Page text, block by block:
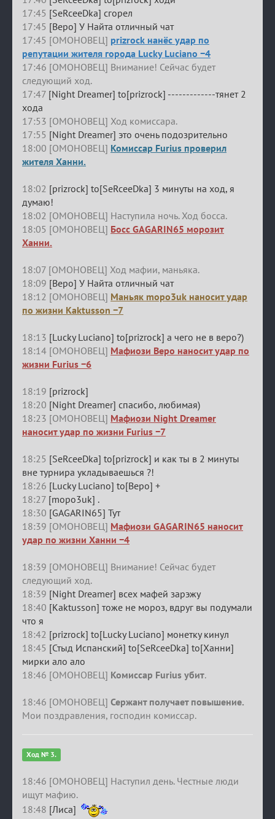
17:45 [SeRceeDka] сгорел
17:45 [Веро] У Найта отличный чат
17:45 [ОМОНОВЕЦ] prizrock нанёс удар по
репутации жителя города Lucky Luciano −4
17:46 [ОМОНОВЕЦ] Внимание! Сейчас будет
следующий ход.
17:47 [Night Dreamer] to[prizrock] -------------тянет 2
хода
17:53 [ОМОНОВЕЦ] Ход комиссара.
17:55 [Night Dreamer] это очень подозрительно
18:00 [ОМОНОВЕЦ] Комиссар Furius проверил
жителя Ханни.
18:02 [prizrock] to[SeRceeDka] 3 минуты на ход, я
думаю!
18:02 [ОМОНОВЕЦ] Наступила ночь. Ход босса.
18:05 [ОМОНОВЕЦ] Босс GAGARIN65 морозит
Ханни.
18:07 [ОМОНОВЕЦ] Ход мафии, маньяка.
18:09 [Веро] У Найта отличный чат
18:12 [ОМОНОВЕЦ] Маньяк mopo3uk наносит удар
по жизни Kaktusson −7
18:13 [Lucky Luciano] to[prizrock] а чего не в веро?)
18:14 [ОМОНОВЕЦ] Мафиози Веро наносит удар по
жизни Furius −6
18:19 [prizrock]
18:20 [Night Dreamer] спасибо, любимая)
18:23 [ОМОНОВЕЦ] Мафиози Night Dreamer
наносит удар по жизни Furius −7
18:25 [SeRceeDka] to[prizrock] и как ты в 2 минуты
вне турнира укладываешься ?!
18:26 [Lucky Luciano] to[Веро] +
18:27 [mopo3uk] .
18:30 [GAGARIN65] Тут
18:39 [ОМОНОВЕЦ] Мафиози GAGARIN65 наносит
удар по жизни Ханни −4
18:39 [ОМОНОВЕЦ] Внимание! Сейчас будет
следующий ход.
18:39 [Night Dreamer] всех мафей зарэжу
18:40 [Kaktusson] тоже не мороз, вдруг вы подумали
что я
18:42 [prizrock] to[Lucky Luciano] монетку кинул
18:45 [Стыд Испанский] to[SeRceeDka] to[Ханни]
мирки ало ало
18:46 [ОМОНОВЕЦ] Комиссар Furius убит.
18:46 [ОМОНОВЕЦ] Сержант получает повышение.
Мои поздравления, господин комиссар.
Ход № 3.
18:46 [ОМОНОВЕЦ] Наступил день. Честные люди
ищут мафию.
18:48 [Лиса]